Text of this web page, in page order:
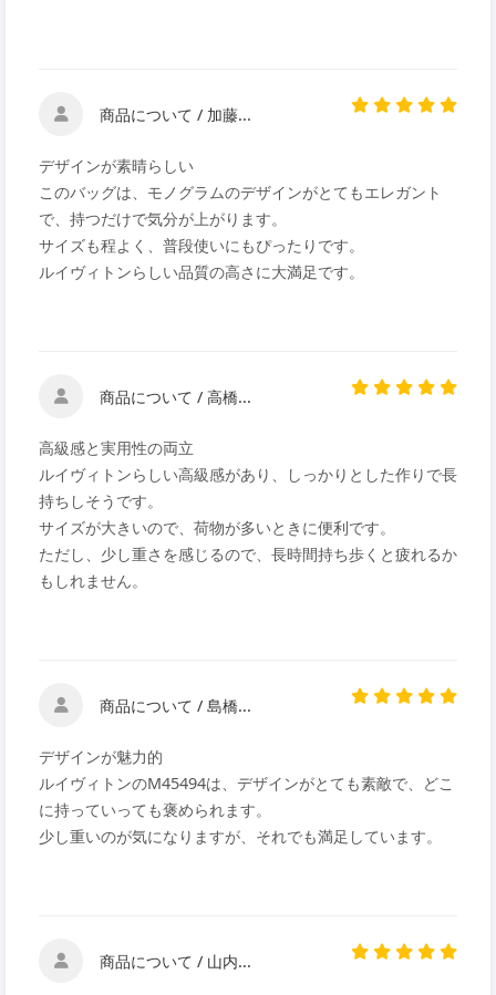
商品について / 加藤...
デザインが素晴らしい
このバッグは、モノグラムのデザインがとてもエレガント
で、持つだけで気分が上がります。
サイズも程よく、普段使いにもぴったりです。
ルイヴィトンらしい品質の高さに大満足です。
商品について / 高橋...
高級感と実用性の両立
ルイヴィトンらしい高級感があり、しっかりとした作りで長
持ちしそうです。
サイズが大きいので、荷物が多いときに便利です。
ただし、少し重さを感じるので、長時間持ち歩くと疲れるか
もしれません。
商品について / 島橋...
デザインが魅力的
ルイヴィトンのM45494は、デザインがとても素敵で、どこ
に持っていっても褒められます。
少し重いのが気になりますが、それでも満足しています。
商品について / 山内...